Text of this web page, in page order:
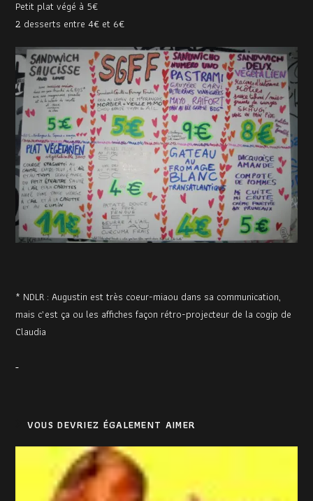
Petit plat végé à 5€
2 desserts entre 4€ et 6€
* NDLR : Augustin est très coeur-miaou dans sa communication,
mais c’est ça ou les affiches façon rétro-projecteur de la cogip de
Claudia
VOUS DEVRIEZ ÉGALEMENT AIMER